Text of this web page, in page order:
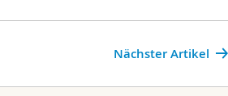
Nächster Artikel